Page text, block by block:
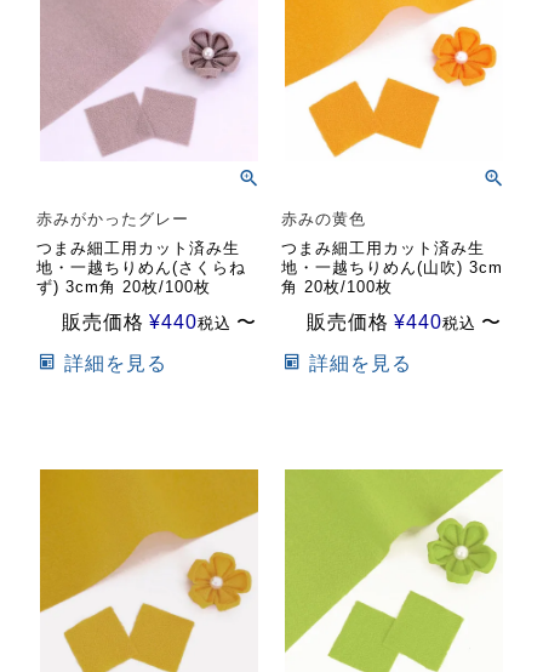
赤みがかったグレー
つまみ細工用カット済み生
地・一越ちりめん(さくらね
ず) 3cm角 20枚/100枚
販売価格 ¥440税込 〜
詳細を見る
赤みの黄色
つまみ細工用カット済み生
地・一越ちりめん(山吹) 3cm
角 20枚/100枚
販売価格 ¥440税込 〜
詳細を見る